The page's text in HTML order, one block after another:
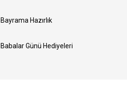
Bayrama Hazırlık
Babalar Günü Hediyeleri